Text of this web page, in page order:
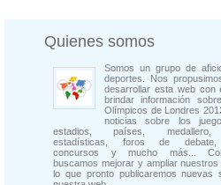
Quienes somos
Somos un grupo de
deportes. Nos
desarrollar esta web con
brindar información
Olímpicos de Londres
noticias sobre los
estadios, países, medallero,
estadísticas, foros de debate,
concursos y mucho más...
buscamos mejorar y ampliar
lo que pronto publicaremos nuevas